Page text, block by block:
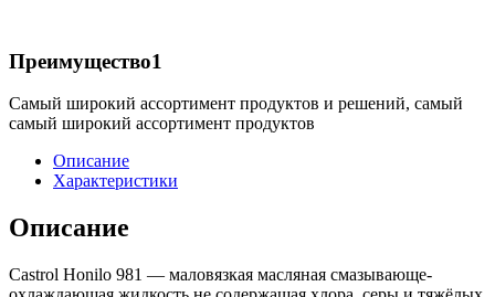
Преимущество1
Самый широкий ассортимент продуктов и решений, самый
самый широкий ассортимент продуктов
Описание
Характеристики
Описание
Castrol Honilo 981 — маловязкая масляная смазывающе-